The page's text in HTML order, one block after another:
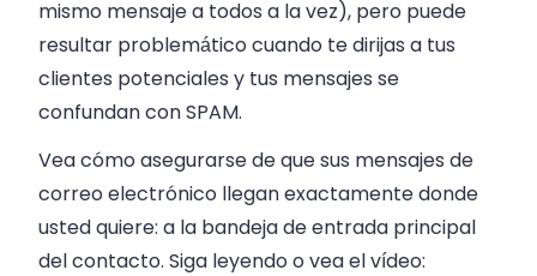
mismo mensaje a todos a la vez), pero puede
resultar problemático cuando te dirijas a tus
clientes potenciales y tus mensajes se
confundan con SPAM.
Vea cómo asegurarse de que sus mensajes de
correo electrónico llegan exactamente donde
usted quiere: a la bandeja de entrada principal
del contacto. Siga leyendo o vea el vídeo: